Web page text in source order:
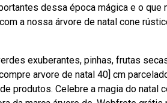
dessa época mágica e o
a nossa árvore de natal cone
exuberantes, pinhas, frutas
arvore de natal 40] cm
produtos. Celebre a magia do natal